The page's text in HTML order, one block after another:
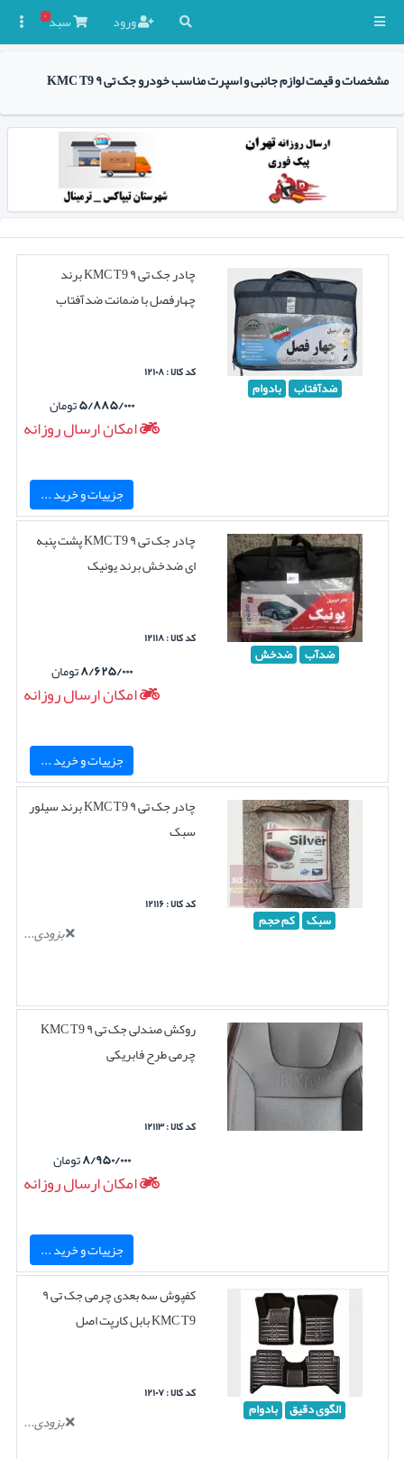
ورود سبد۰
مشخصات و قیمت لوازم جانبی و اسپرت مناسب خودرو جک تی ۹ KMC T9
ضدآفتاب بادوام
چادر جک تی ۹ KMC T9 برند
چهارفصل با ضمانت ضدآفتاب
کد کالا : ۱۲۱۰۸
۵/۸۸۵/۰۰۰تومان
امکان ارسال روزانه
جزییات و خرید ...
ضدآب ضدخش
چادر جک تی ۹ KMC T9 پشت پنبه
ای ضدخش برند یونیک
کد کالا : ۱۲۱۱۸
۸/۶۲۵/۰۰۰تومان
امکان ارسال روزانه
جزییات و خرید ...
سبک کم حجم
چادر جک تی ۹ KMC T9 برند سیلور
سبک
کد کالا : ۱۲۱۱۶
بزودی...
روکش صندلی جک تی ۹ KMC T9
چرمی طرح فابریکی
کد کالا : ۱۲۱۱۳
۸/۹۵۰/۰۰۰تومان
امکان ارسال روزانه
جزییات و خرید ...
الگوی دقیق بادوام
کفپوش سه بعدی چرمی جک تی ۹
KMC T9 بابل کارپت اصل
کد کالا : ۱۲۱۰۷
بزودی...